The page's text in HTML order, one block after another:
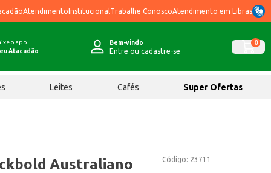
AtendimentoInstitucional Trabalhe ConoscoAtendimento em Libras
o app
Atacadão
Bem-vindo
Entre ou cadastre-se
0
Leites Cafés Super Ofertas
Código: 23711
Australiano